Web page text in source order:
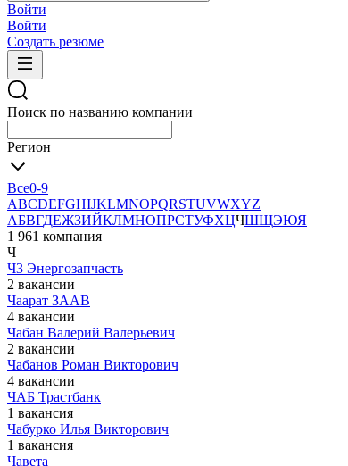
Войти
Войти
Создать резюме
Поиск по названию компании
Регион
Все0-9
ABCDEFGHIJKLMNOPQRSTUVWXYZ
АБВГДЕЖЗИЙКЛМНОПРСТУФХЦЧШЩЭЮЯ
1 961 компания
Ч
Ч3 Энергозапчасть
2 вакансии
Чаарат ЗААВ
4 вакансии
Чабан Валерий Валерьевич
2 вакансии
Чабанов Роман Викторович
4 вакансии
ЧАБ Трастбанк
1 вакансия
Чабурко Илья Викторович
1 вакансия
Чавета